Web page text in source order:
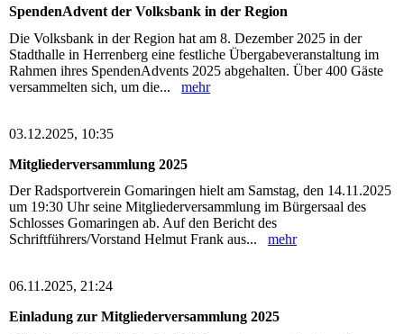
SpendenAdvent der Volksbank in der Region
Die Volksbank in der Region hat am 8. Dezember 2025 in der
Stadthalle in Herrenberg eine festliche Übergabeveranstaltung im
Rahmen ihres SpendenAdvents 2025 abgehalten. Über 400 Gäste
versammelten sich, um die... mehr
03.12.2025, 10:35
Mitgliederversammlung 2025
Der Radsportverein Gomaringen hielt am Samstag, den 14.11.2025
um 19:30 Uhr seine Mitgliederversammlung im Bürgersaal des
Schlosses Gomaringen ab. Auf den Bericht des
Schriftführers/Vorstand Helmut Frank aus... mehr
06.11.2025, 21:24
Einladung zur Mitgliederversammlung 2025